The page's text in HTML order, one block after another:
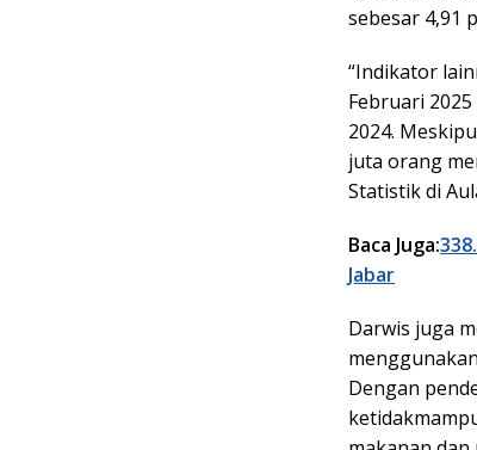
sebesar 4,91
“Indikator
Februari
2024.
juta orang
Statistik di
Baca Juga:
Jabar
Darwis juga
Dengan